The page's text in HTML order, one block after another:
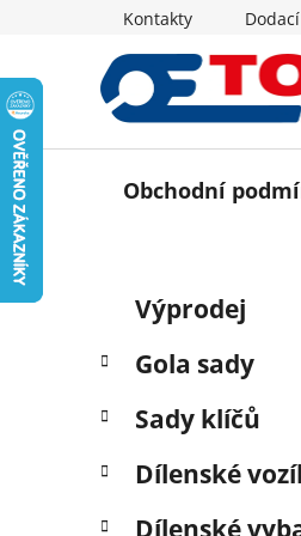
Kontakty
Obchodní
s
r
n
n
Přeskočit
kategorie
e
o
i
Výprodej
Gola sady
Sady klíčů
Dílenské
Dílenské